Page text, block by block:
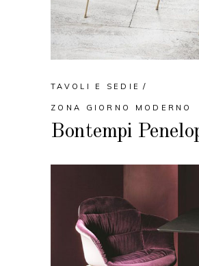
TAVOLI E SEDIE
ZONA GIORNO MODERNO
Bontempi